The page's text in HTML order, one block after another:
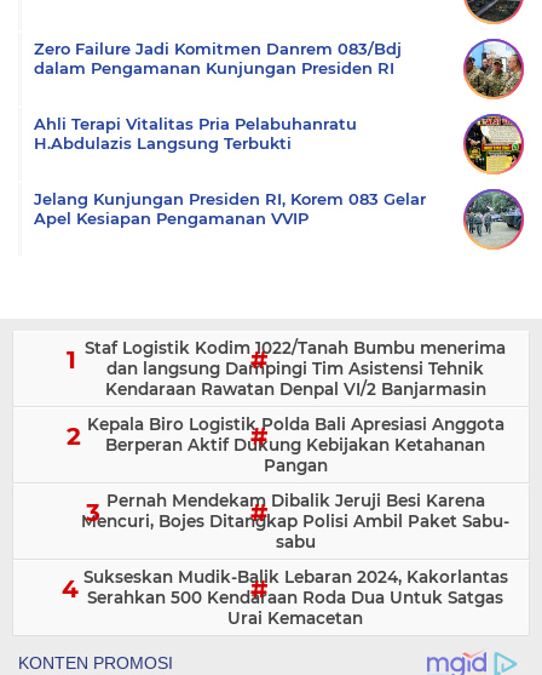
Zero Failure Jadi Komitmen Danrem 083/Bdj
dalam Pengamanan Kunjungan Presiden RI
Ahli Terapi Vitalitas Pria Pelabuhanratu
H.Abdulazis Langsung Terbukti
Jelang Kunjungan Presiden RI, Korem 083 Gelar
Apel Kesiapan Pengamanan VVIP
Staf Logistik Kodim 1022/Tanah Bumbu menerima
dan langsung Dampingi Tim Asistensi Tehnik
Kendaraan Rawatan Denpal VI/2 Banjarmasin
Kepala Biro Logistik Polda Bali Apresiasi Anggota
Berperan Aktif Dukung Kebijakan Ketahanan
Pangan
Pernah Mendekam Dibalik Jeruji Besi Karena
Mencuri, Bojes Ditangkap Polisi Ambil Paket Sabu-
sabu
Sukseskan Mudik-Balik Lebaran 2024, Kakorlantas
Serahkan 500 Kendaraan Roda Dua Untuk Satgas
Urai Kemacetan